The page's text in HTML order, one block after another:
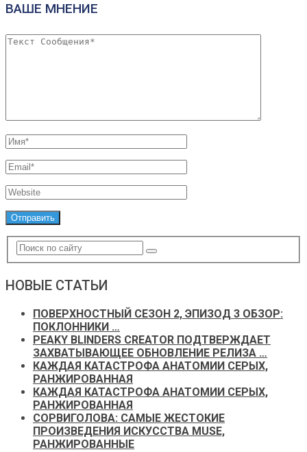
ВАШЕ МНЕНИЕ
НОВЫЕ СТАТЬИ
ПОВЕРХНОСТНЫЙ СЕЗОН 2, ЭПИЗОД 3 ОБЗОР:
ПОКЛОННИКИ …
PEAKY BLINDERS CREATOR ПОДТВЕРЖДАЕТ
ЗАХВАТЫВАЮЩЕЕ ОБНОВЛЕНИЕ РЕЛИЗА …
КАЖДАЯ КАТАСТРОФА АНАТОМИИ СЕРЫХ,
РАНЖИРОВАННАЯ
КАЖДАЯ КАТАСТРОФА АНАТОМИИ СЕРЫХ,
РАНЖИРОВАННАЯ
СОРВИГОЛОВА: САМЫЕ ЖЕСТОКИЕ
ПРОИЗВЕДЕНИЯ ИСКУССТВА MUSE,
РАНЖИРОВАННЫЕ